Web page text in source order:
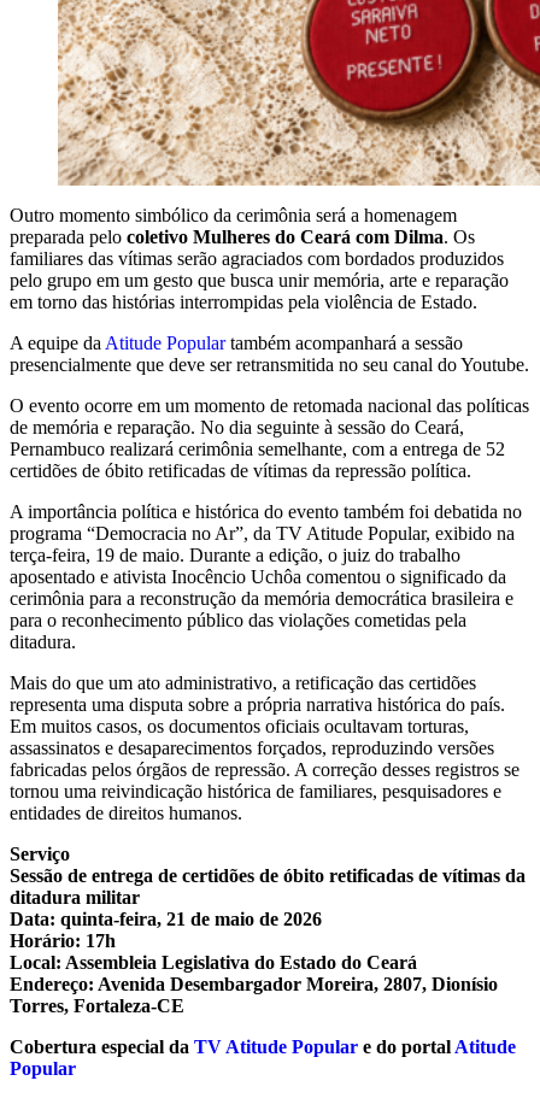
Outro momento simbólico da cerimônia será a homenagem
preparada pelo coletivo Mulheres do Ceará com Dilma. Os
familiares das vítimas serão agraciados com bordados produzidos
pelo grupo em um gesto que busca unir memória, arte e reparação
em torno das histórias interrompidas pela violência de Estado.
A equipe daAtitude Populartambém acompanhará a sessão
presencialmente que deve ser retransmitida no seu canal do Youtube.
O evento ocorre em um momento de retomada nacional das políticas
de memória e reparação. No dia seguinte à sessão do Ceará,
Pernambuco realizará cerimônia semelhante, com a entrega de 52
certidões de óbito retificadas de vítimas da repressão política.
A importância política e histórica do evento também foi debatida no
programa “Democracia no Ar”, da TV Atitude Popular, exibido na
terça-feira, 19 de maio. Durante a edição, o juiz do trabalho
aposentado e ativista Inocêncio Uchôa comentou o significado da
cerimônia para a reconstrução da memória democrática brasileira e
para o reconhecimento público das violações cometidas pela
ditadura.
Mais do que um ato administrativo, a retificação das certidões
representa uma disputa sobre a própria narrativa histórica do país.
Em muitos casos, os documentos oficiais ocultavam torturas,
assassinatos e desaparecimentos forçados, reproduzindo versões
fabricadas pelos órgãos de repressão. A correção desses registros se
tornou uma reivindicação histórica de familiares, pesquisadores e
entidades de direitos humanos.
Serviço
Sessão de entrega de certidões de óbito retificadas de vítimas da
ditadura militar
Data: quinta-feira, 21 de maio de 2026
Horário: 17h
Local: Assembleia Legislativa do Estado do Ceará
Endereço: Avenida Desembargador Moreira, 2807, Dionísio
Torres, Fortaleza-CE
Cobertura especial da TV Atitude Popular e do portalAtitude
Popular